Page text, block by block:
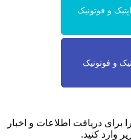
و فوتونیک
و فوتونیک
دریافت اطلاعات و اخبار
وارد کنید.